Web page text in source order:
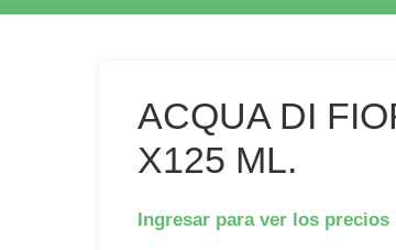
ACQUA DI
X125 ML.
Ingresar para ver los precios